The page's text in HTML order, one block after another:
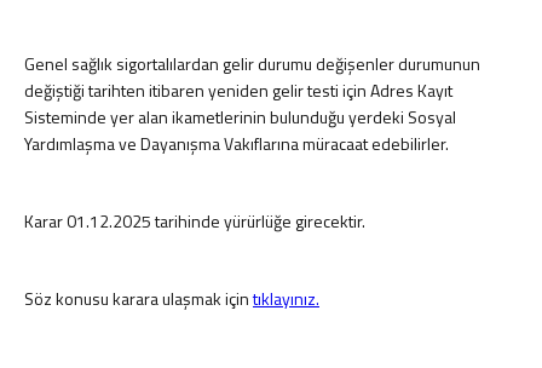
Genel sağlık sigortalılardan gelir durumu değişenler durumunun
değiştiği tarihten itibaren yeniden gelir testi için Adres Kayıt
Sisteminde yer alan ikametlerinin bulunduğu yerdeki Sosyal
Yardımlaşma ve Dayanışma Vakıflarına müracaat edebilirler.
Karar 01.12.2025 tarihinde yürürlüğe girecektir.
Söz konusu karara ulaşmak içintıklayınız.